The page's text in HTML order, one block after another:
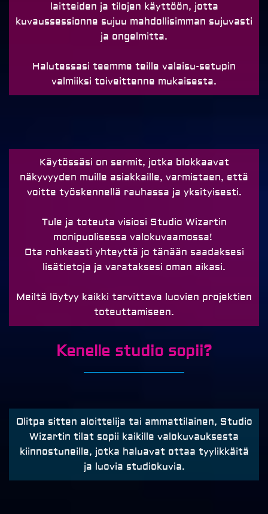
laitteiden ja tilojen käyttöön, jotta
kuvaussessionne sujuu mahdollisimman sujuvasti
ja ongelmitta.
Halutessasi teemme teille valaisu-setupin
valmiiksi toiveittenne mukaisesta.
Käytössäsi on sermit, jotka blokkaavat
näkyvyyden muille asiakkaille, varmistaen, että
voitte työskennellä rauhassa ja yksityisesti.
Tule ja toteuta visiosi Studio Wizartin
monipuolisessa valokuvaamossa!
Ota rohkeasti yhteyttä jo tänään saadaksesi
lisätietoja ja varataksesi oman aikasi.
Meiltä löytyy kaikki tarvittava luovien projektien
toteuttamiseen.
Kenelle studio sopii?
Olitpa sitten aloittelija tai ammattilainen, Studio
Wizartin tilat sopii kaikille valokuvauksesta
kiinnostuneille, jotka haluavat ottaa tyylikkäitä
ja luovia studiokuvia.